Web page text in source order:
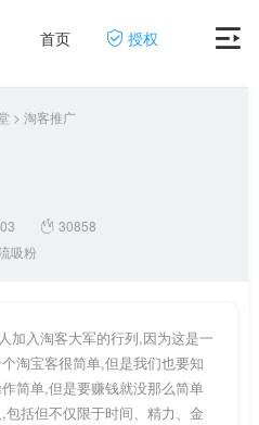
首页 授权
> 淘客推广
30858
吸粉
加入淘客大军的行列,因为这是一
淘宝客很简单,但是我们也要知
简单,但是要赚钱就没那么简单
括但不仅限于时间、精力、金